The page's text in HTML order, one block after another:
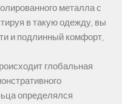
металла с
в такую одежду, вы
и подлинный комфорт,
глобальная
определялся